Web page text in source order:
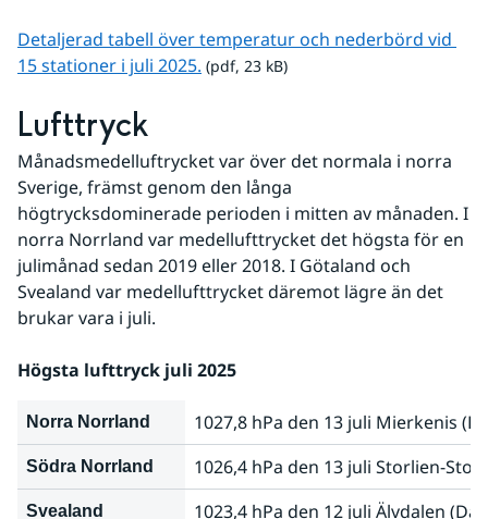
Detaljerad tabell över temperatur och nederbörd vid
15 stationer i juli 2025. pdf, 23 kB.
(pdf, 23 kB)
Lufttryck
Månadsmedelluftrycket var över det normala i norra
Sverige, främst genom den långa
högtrycksdominerade perioden i mitten av månaden. I
norra Norrland var medellufttrycket det högsta för en
julimånad sedan 2019 eller 2018. I Götaland och
Svealand var medellufttrycket däremot lägre än det
brukar vara i juli.
Högsta lufttryck juli 2025
Norra Norrland 1027,8 hPa den 13 juli Mierkenis
Södra Norrland 1026,4 hPa den 13 juli Storlien-
Svealand 1023,4 hPa den 12 juli Älvdalen